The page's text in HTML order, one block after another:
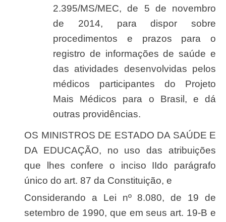
2.395/MS/MEC, de 5 de novembro
de 2014, para dispor sobre
procedimentos e prazos para o
registro de informações de saúde e
das atividades desenvolvidas pelos
médicos participantes do Projeto
Mais Médicos para o Brasil, e dá
outras providências.
OS MINISTROS DE ESTADO DA SAÚDE E
DA EDUCAÇÃO, no uso das atribuições
que lhes confere o inciso IIdo parágrafo
único do art. 87 da Constituição, e
Considerando a Lei nº 8.080, de 19 de
setembro de 1990, que em seus art. 19-B e